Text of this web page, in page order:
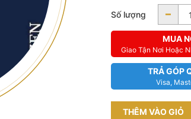
Số lượng -
MUA
Giao Tận Nơi Hoặc
TRẢ GÓP
Visa,
THÊM VÀO GIỎ